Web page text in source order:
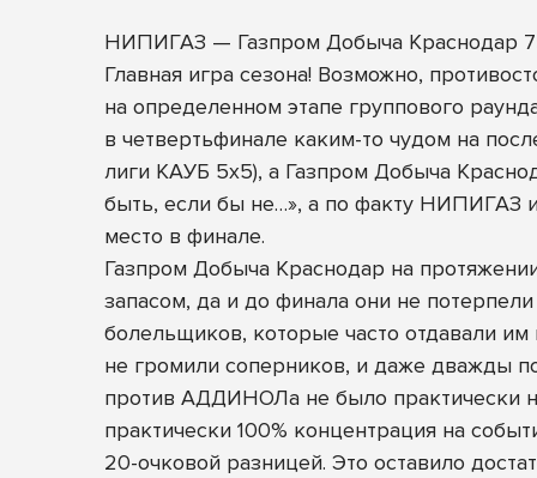
НИПИГАЗ — Газпром Добыча Краснодар
Главная игра сезона! Возможно,
на определенном этапе группового
в четвертьфинале каким-то чудом на
лиги КАУБ 5х5), а Газпром Добыча
быть, если бы не…», а по факту НИПИГАЗ
место в финале.
Газпром Добыча Краснодар на
запасом, да и до финала они не
болельщиков, которые часто отдавали
не громили соперников, и даже дважды
против АДДИНОЛа не было практически
практически 100% концентрация на
20-очковой разницей. Это оставило